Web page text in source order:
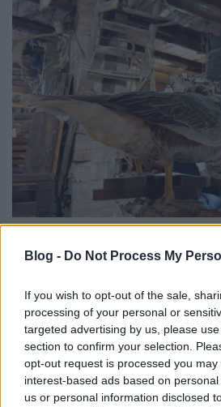
Blog - Do Not Process My
If you wish to opt-out of the sale,
processing of your personal or
targeted advertising by us, please
section to confirm your selection.
opt-out request is processed you may
interest-based ads based on
us or personal information disclosed
Aztán jött a (kedves) pincér
zabalap felkiáltással, majd
Kisvártatva kihozta az üveges
fejenként, majd felvette az
Azétlap (zabalap)is megér